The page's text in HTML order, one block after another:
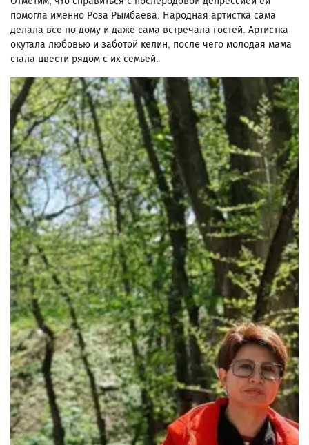
помогла именно Роза Рымбаева. Народная артистка сама
делала все по дому и даже сама встречала гостей. Артистка
окутала любовью и заботой келин, после чего молодая мама
стала цвести рядом с их семьей.